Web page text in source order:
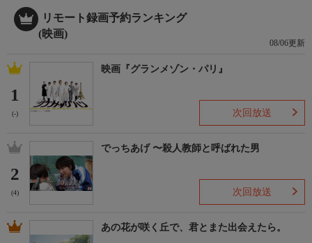
リモート録画予約ランキング
(映画)
08/06更新
1
(-)
映画『グランメゾン・パリ』
次回放送
2
(4)
でっちあげ 〜殺人教師と呼ばれた男
次回放送
あの花が咲く丘で、君とまた出会えたら。